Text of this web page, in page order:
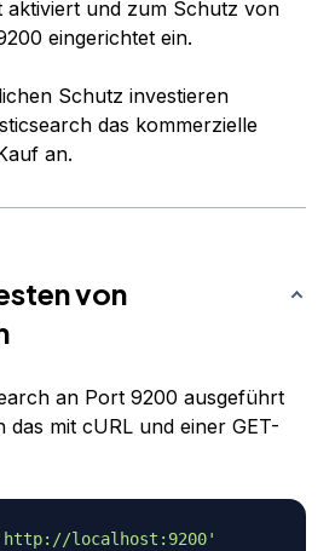
aktiviert und zum Schutz von
eingerichtet ein.
Schutz investieren
das kommerzielle
an.
von
an Port 9200 ausgeführt
das mit cURL und einer GET-
localhost:9200'